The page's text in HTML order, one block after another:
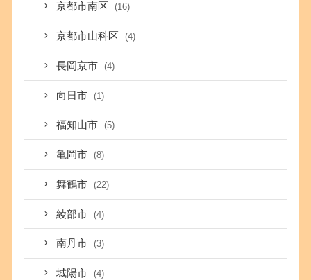
京都市南区 (16)
京都市山科区 (4)
長岡京市 (4)
向日市 (1)
福知山市 (5)
亀岡市 (8)
舞鶴市 (22)
綾部市 (4)
南丹市 (3)
城陽市 (4)